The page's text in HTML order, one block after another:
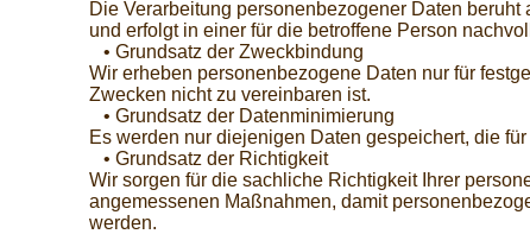
Die Verarbeitung personenbezogener Daten
und erfolgt in einer für die betroffene Person
• Grundsatz der Zweckbindung
Wir erheben personenbezogene Daten nur für
Zwecken nicht zu vereinbaren ist.
• Grundsatz der Datenminimierung
Es werden nur diejenigen Daten gespeichert, die
• Grundsatz der Richtigkeit
Wir sorgen für die sachliche Richtigkeit Ihrer
angemessenen Maßnahmen, damit
werden.